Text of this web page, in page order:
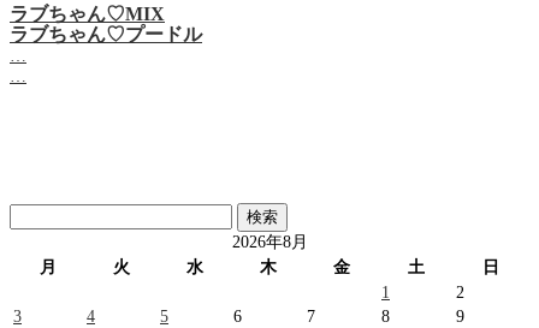
ラブちゃん♡プードル
ラブちゃん♡MIX
索:
2026年8月
月
火 水 木 金 土
日
1
2
3
4 5 6 7 8
9